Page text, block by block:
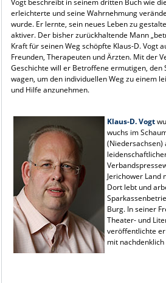
Vogt beschreibt in seinem dritten Buch wie
erleichterte und seine Wahrnehmung
wurde. Er lernte, sein neues Leben zu
aktiver. Der bisher zurückhaltende Mann
Kraft für seinen Weg schöpfte Klaus-D. Vogt
Freunden, Therapeuten und Ärzten. Mit der
Geschichte will er Betroffene ermutigen, den
wagen, um den individuellen Weg zu einem
und Hilfe anzunehmen.
Klaus-D. Vogt
wuchs im
(Niedersachsen)
Jerichower Land
Dort lebt und
Burg. In seiner
Theater- und
veröffentlichte er
mit